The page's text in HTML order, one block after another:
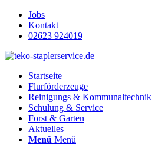
Jobs
Kontakt
02623 924019
Startseite
Flurförderzeuge
Reinigungs & Kommunaltechnik
Schulung & Service
Forst & Garten
Aktuelles
Menü Menü